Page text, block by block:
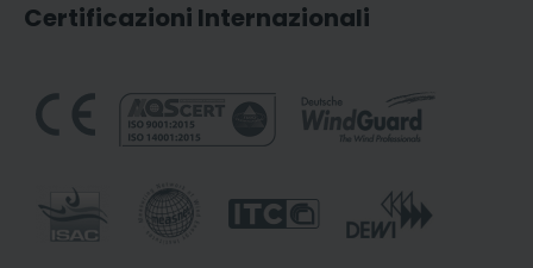
Certificazioni Internazionali